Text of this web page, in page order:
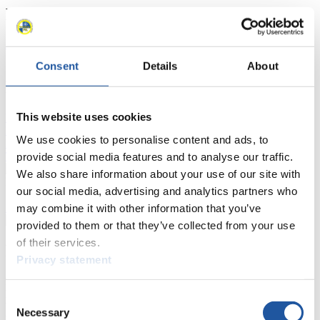
Consent Details About
This website uses cookies
We use cookies to personalise content and ads, to
provide social media features and to analyse our traffic.
We also share information about your use of our site with
our social media, advertising and analytics partners who
may combine it with other information that you’ve
provided to them or that they’ve collected from your use
of their services.
Privacy statement
Selection
Necessary
Ergebnisse
AktuellGesamtständeStatistiken
FIL LIVE TV
Live StreamingKunstbahnRodeln
Ergebnis-Live-Ticker Kunstbahn
Tippspiel
Naturbahn
Zielgruppen Anzeigen
Für Presse- und Medienvertreter
Hier finden Sie Informationen für Presse- und Medienvertreter. Sie
Wettkämpfen. Außerdem können Sie Ihre Medienakkreditierung